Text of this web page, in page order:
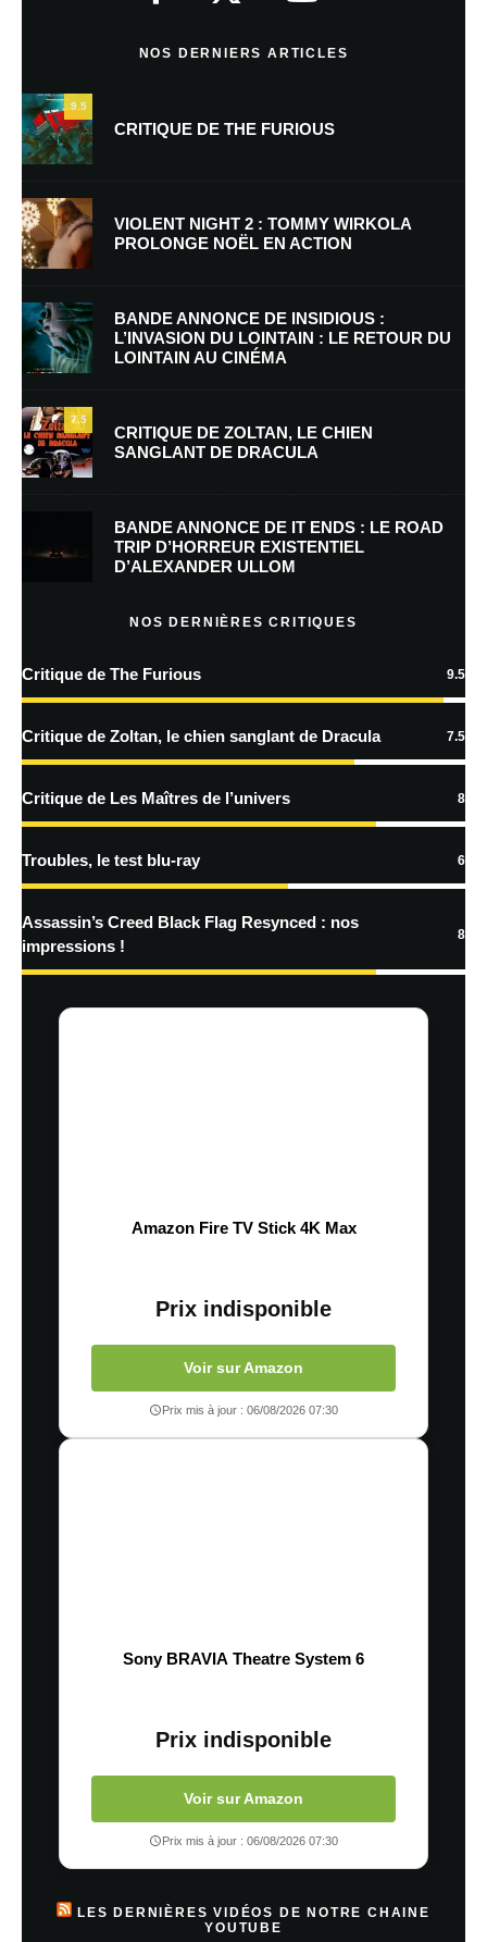
Nom*
E-mail* Site web
Enregistrer mon nom, mon e-mail et mon site dans le navigateur pour
mon prochain commentaire.
Prévenez-moi de tous les nouveaux commentaires par e-mail.
En savoir
traitées
NOS DERNIERS ARTICLES
9.5
CRITIQUE DE THE FURIOUS
VIOLENT NIGHT 2 : TOMMY WIRKOLA
PROLONGE NOËL EN ACTION
BANDE ANNONCE DE INSIDIOUS :
L’INVASION DU LOINTAIN : LE RETOUR DU
LOINTAIN AU CINÉMA
7.5
CRITIQUE DE ZOLTAN, LE CHIEN
SANGLANT DE DRACULA
BANDE ANNONCE DE IT ENDS : LE ROAD
TRIP D’HORREUR EXISTENTIEL
D’ALEXANDER ULLOM
NOS DERNIÈRES CRITIQUES
Critique de The Furious 9.5
Critique de Zoltan, le chien sanglant de Dracula 7.5
Critique de Les Maîtres de l’univers 8
Troubles, le test blu-ray 6
Assassin’s Creed Black Flag Resynced : nos
impressions !
8
Amazon Fire TV Stick 4K Max
Prix indisponible
Voir sur Amazon
Prix mis à jour : 06/08/2026 07:30
Sony BRAVIA Theatre System 6
Prix indisponible
Voir sur Amazon
Prix mis à jour : 06/08/2026 07:30
LES DERNIÈRES VIDÉOS DE NOTRE CHAINE
YOUTUBE